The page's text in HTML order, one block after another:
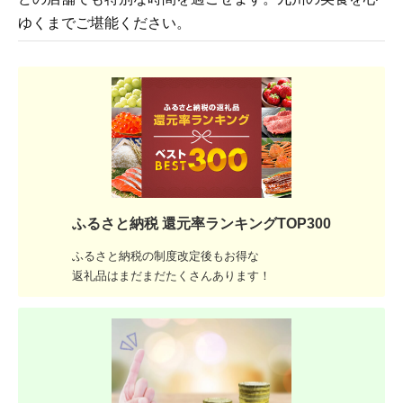
ゆくまでご堪能ください。
ふるさと納税 還元率ランキングTOP300
ふるさと納税の制度改定後もお得な
返礼品はまだまだたくさんあります！